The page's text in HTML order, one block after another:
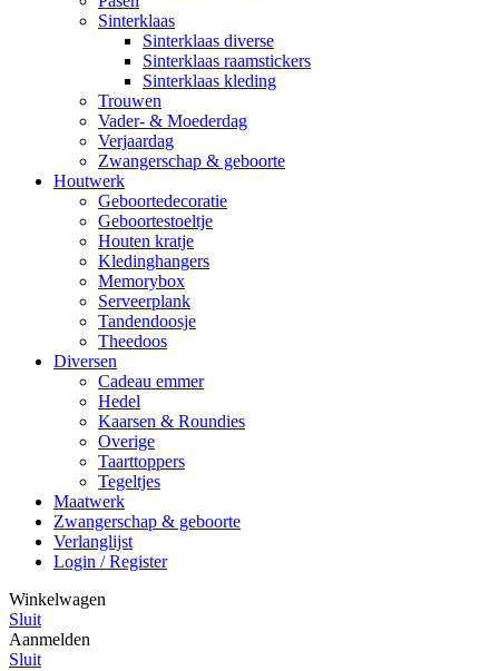
Sinterklaas
Sinterklaas diverse
Sinterklaas raamstickers
Sinterklaas kleding
Trouwen
Vader- & Moederdag
Verjaardag
Zwangerschap & geboorte
Houtwerk
Geboortedecoratie
Geboortestoeltje
Houten kratje
Kledinghangers
Memorybox
Serveerplank
Tandendoosje
Theedoos
Diversen
Cadeau emmer
Hedel
Kaarsen & Roundies
Overige
Taarttoppers
Tegeltjes
Maatwerk
Zwangerschap & geboorte
Verlanglijst
Login / Register
Winkelwagen
Sluit
Aanmelden
Sluit